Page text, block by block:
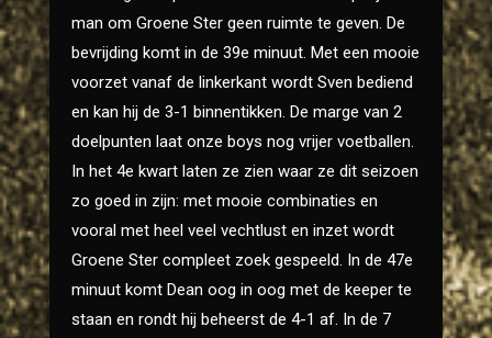
man om Groene Ster geen ruimte te geven. De
bevrijding komt in de 39e minuut. Met een mooie
voorzet vanaf de linkerkant wordt Sven bediend
en kan hij de 3-1 binnentikken. De marge van 2
doelpunten laat onze boys nog vrijer voetballen.
In het 4e kwart laten ze zien waar ze dit seizoen
zo goed in zijn: met mooie combinaties en
vooral met heel veel vechtlust en inzet wordt
Groene Ster compleet zoek gespeeld. In de 47e
minuut komt Dean oog in oog met de keeper te
staan en rondt hij beheerst de 4-1 af. In de 7